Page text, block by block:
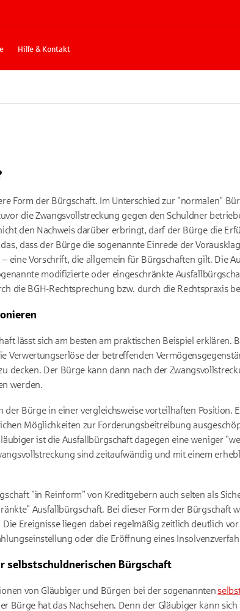
Hilfe & Kontakt
Form der Bürgschaft. Im Unterschied zur "normalen"
die Zwangsvollstreckung gegen den Schuldner
den Nachweis darüber erbringt, darf der Bürge die
dass der Bürge die sogenannte Einrede der
eine Vorschrift, die allgemein für Bürgschaften gilt. Die
modifizierte oder eingeschränkte
die BGH-Rechtsprechung bzw. durch die Rechtspraxis
lässt sich am besten am praktischen Beispiel erklären.
Verwertungserlöse der betreffenden
decken. Der Bürge kann dann nach der
werden.
Bürge in einer vergleichsweise vorteilhaften Position.
Möglichkeiten zur Forderungsbeitreibung
ist die Ausfallbürgschaft dagegen eine weniger
sind zeitaufwändig und mit einem
"in Reinform" von Kreditgebern auch selten als
Ausfallbürgschaft. Bei dieser Form der Bürgschaft
Ereignisse liegen dabei regelmäßig zeitlich deutlich
oder die Eröffnung eines
selbstschuldnerischen Bürgschaft
von Gläubiger und Bürgen bei der sogenannten
Bürge hat das Nachsehen. Denn der Gläubiger kann